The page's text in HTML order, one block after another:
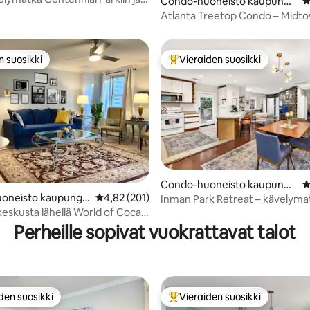
sa Atlanta
Atlanta Treetop Condo –
5, 147 arvostelua
suosikki
suosikki
kaupungis Keskimääräinen arvio 4,82/5, 201 arvostelua
4,82 (201)
lähellä World of Coca-
Vieraiden suosikkien
Vieraiden suosikki
Condo-huoneisto kaupungis
sa Atlanta
Inman Park Retreat –
Perheille sopivat vuokrattavat talot
suosikkien parhaimmistoa
suosikki Vieraiden suosikkien
Vieraiden suosikki